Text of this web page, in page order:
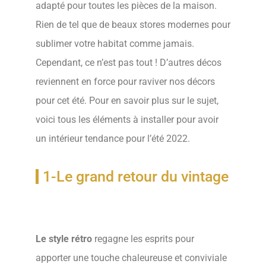
adapté pour toutes les pièces de la maison.
Rien de tel que de beaux stores modernes pour
sublimer votre habitat comme jamais.
Cependant, ce n’est pas tout ! D’autres décos
reviennent en force pour raviver nos décors
pour cet été. Pour en savoir plus sur le sujet,
voici tous les éléments à installer pour avoir
un intérieur tendance pour l’été 2022.
1-Le grand retour du vintage
Le style rétro regagne les esprits pour
apporter une touche chaleureuse et conviviale